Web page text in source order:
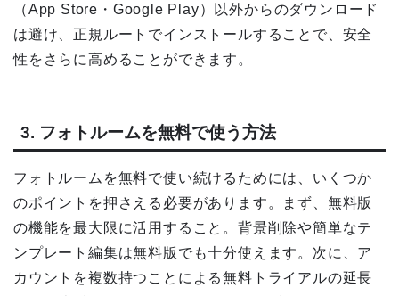
（App Store・Google Play）以外からのダウンロード
は避け、正規ルートでインストールすることで、安全
性をさらに高めることができます。
3. フォトルームを無料で使う方法
フォトルームを無料で使い続けるためには、いくつか
のポイントを押さえる必要があります。まず、無料版
の機能を最大限に活用すること。背景削除や簡単なテ
ンプレート編集は無料版でも十分使えます。次に、ア
カウントを複数持つことによる無料トライアルの延長